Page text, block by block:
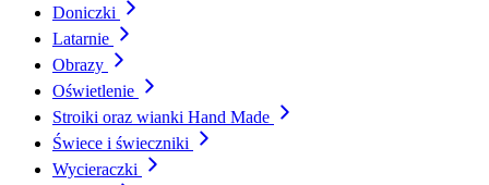
Doniczki
Latarnie
Obrazy
Oświetlenie
Stroiki oraz wianki Hand Made
Świece i świeczniki
Wycieraczki